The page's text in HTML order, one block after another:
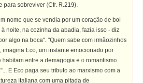
para sobreviver (Cfr. R.219).
nome que se vendia por um coração de boi
noite, na cozinha da abadia, fazia isso - diz
algo na boca". "Quem sabe com irmãozinhos
imagina Eco, um instante emocionado por
entre a demagogia e o romantismo.
E Eco paga seu tributo ao marxismo com a
italiana com uma pitada de